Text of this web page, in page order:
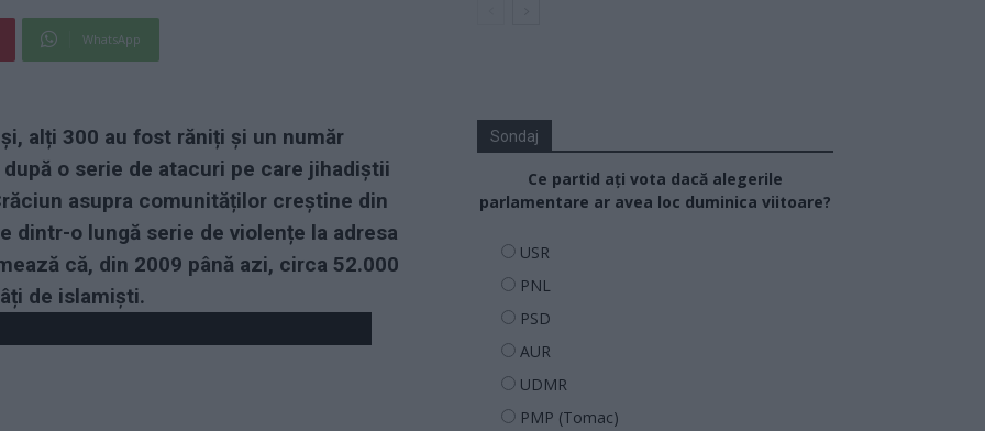
WhatsApp
alți 300 au fost răniți și un număr
o serie de atacuri pe care jihadiștii
asupra comunităților creștine din
dintr-o lungă serie de violențe la adresa
că, din 2009 până azi, circa 52.000
de islamiști.
Sondaj
Ce partid ați vota dacă alegerile
parlamentare ar avea loc duminica viitoare?
USR
PNL
PSD
AUR
UDMR
PMP (Tomac)